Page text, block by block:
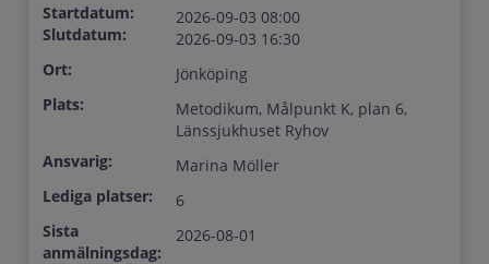
Startdatum:
Slutdatum:
2026-09-03 08:00
2026-09-03 16:30
Ort:
Jönköping
Plats:
Metodikum, Målpunkt K, plan 6,
Länssjukhuset Ryhov
Ansvarig:
Marina Möller
Lediga platser:
6
Sista
anmälningsdag:
2026-08-01